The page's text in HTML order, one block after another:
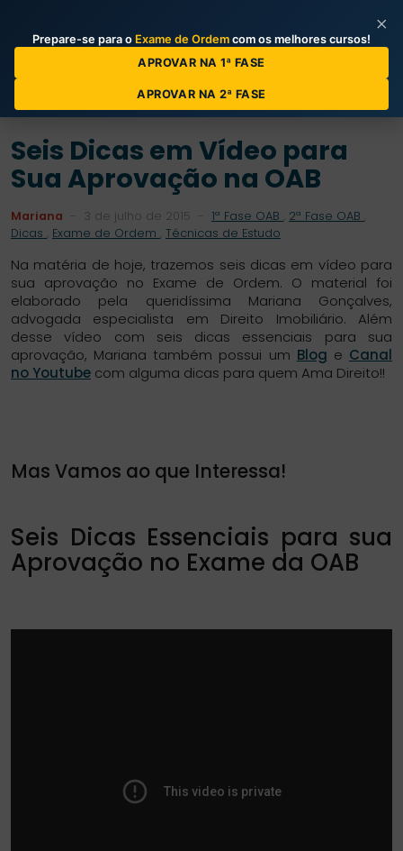
Categorias de Posts
Seis Dicas em Vídeo para
Sua Aprovação na OAB
Mariana 3 de julho de 2015 1ª Fase OAB 2ª Fase OAB
Dicas
Exame de Ordem Técnicas de Estudo
Na matéria de hoje, trazemos seis dicas em vídeo para
sua aprovação no Exame de Ordem. O material foi
elaborado pela queridíssima Mariana Gonçalves,
advogada especialista em Direito Imobiliário. Além
desse vídeo com seis dicas essenciais para sua
aprovação, Mariana também possui um Blog e Canal
no Youtube com alguma dicas para quem Ama Direito!!
Mas Vamos ao que Interessa!
Seis Dicas Essenciais para sua
Aprovação no Exame da OAB
×
Prepare-se para o Exame de Ordem com os melhores cursos!
APROVAR NA 1ª FASE
APROVAR NA 2ª FASE